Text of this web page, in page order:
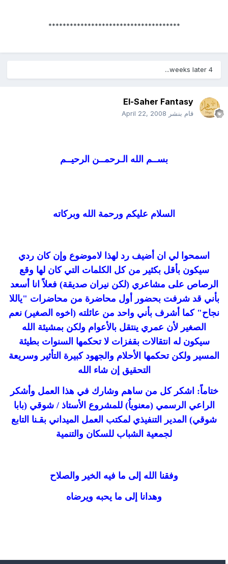
*************************************
4 weeks later...
El-Saher Fantasy
قام بنشر April 22, 2008
بســم الله الـرحمــن الرحيــم
السلام عليكم ورحمة الله وبركاته
اسمحوا لي ان أضيف رد لهذا لاموضوع وإن كان ردي
سيكون بأقل بكثير من كل الكلمات التي كان لها وقع
الرصاص على مشاعري (لكن نيران صديقة) فعلاً انا أسعد
بأني قد شرفت بحضور أول محاضرة من محاضرات "ياللا
نجاح" كما أشرف بأني واحد من عائلته (اخوه الصغير) نعم
الصغير لأن عمري ينتقل بالأعوام ولكن بمشيئة الله
سيكون له انتقالات بقفزات لا تحكمها السنوات بطيئة
المسير ولكن تحكمها الأحلام والجهود كبيرة التأثير وسريعة
التحقيق إن شاء الله
ختاماً: اشكر كل من ساهم وشارك في هذا العمل وأشكر
الراعي الرسمي (معنوياُ) للمشروع الأستاذ / شوقي (بابا
شوقي) المدير التنفيذي لمكتب العمل الميداني بقـنا التابع
لجمعية الشباب للسكان والتنمية
وفقنا الله إلى ما فيه الخير والصلاح
وهدانا إلى ما يحبه ويرضاه